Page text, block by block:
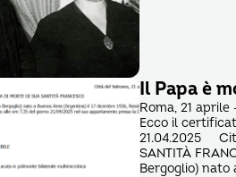
Il Papa è
Roma, 21
Ecco il
21.04.2025
SANTITÀ
Bergoglio) nato